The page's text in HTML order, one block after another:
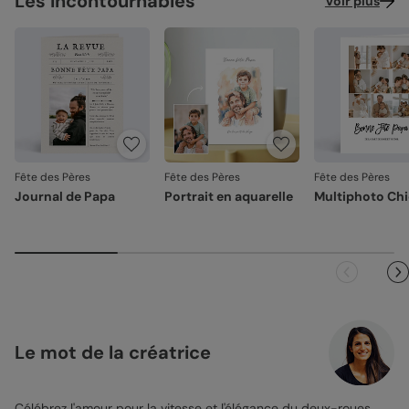
Fête des Pères
Journal de Papa
Fête des Pères
Portrait en aquarelle
Fête des Pères
Multiphoto
Le mot de la créatrice